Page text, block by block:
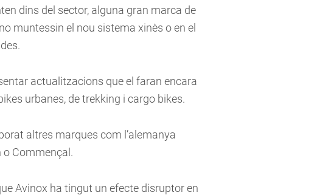
dins del sector, alguna gran marca de
muntessin el nou sistema xinès o en el
actualitzacions que el faran encara
urbanes, de trekking i cargo bikes.
altres marques com l’alemanya
o Commençal.
Avinox ha tingut un efecte disruptor en